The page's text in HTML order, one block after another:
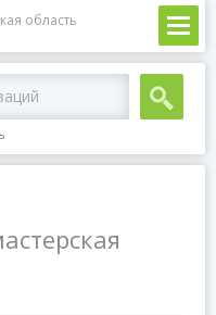
область